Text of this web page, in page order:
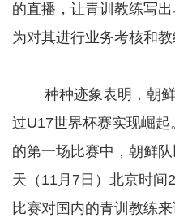
的直播，让青训教练写
为对其进行业务考核和
种种迹象表明，朝鲜
过U17世界杯赛实现崛
的第一场比赛中，朝鲜
天（11月7日）北京时间
比赛对国内的青训教练来